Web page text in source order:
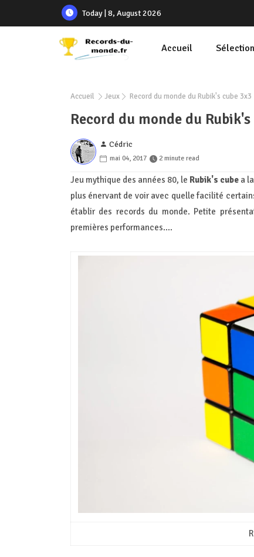
Today | 8, August 2026
Accueil
Accueil Jeux Record du monde du Rubik's cube 3x3
Record du monde du
Cédric
mai 04, 2017 2 minute read
Jeu mythique des années 80, le Rubik's cubea la
plus énervant de voir avec quelle facilité
établir des records du monde. Petite
premières performances....